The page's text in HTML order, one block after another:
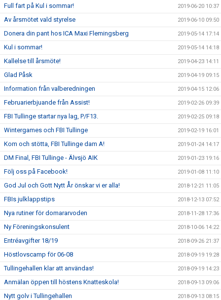
Full fart på Kul i sommar! 2019-06-20 10:37
Av årsmötet vald styrelse 2019-06-10 09:50
Donera din pant hos ICA Maxi Flemingsberg 2019-05-14 17:14
Kul i sommar! 2019-05-14 14:18
Kallelse till årsmöte! 2019-04-23 14:11
Glad Påsk 2019-04-19 09:15
Information från valberedningen 2019-04-15 12:06
Februarierbjuande från Assist! 2019-02-26 09:39
FBI Tullinge startar nya lag, P/F13. 2019-02-25 09:18
Wintergames och FBI Tullinge 2019-02-19 16:01
Kom och stötta, FBI Tullinge dam A! 2019-01-24 14:17
DM Final, FBI Tullinge - Älvsjö AIK 2019-01-23 19:16
Följ oss på Facebook! 2019-01-08 11:10
God Jul och Gott Nytt År önskar vi er alla! 2018-12-21 11:05
FBIs julklappstips 2018-12-13 07:52
Nya rutiner för domararvoden 2018-11-28 17:36
Ny Föreningskonsulent 2018-10-06 14:22
Entréavgifter 18/19 2018-09-26 21:37
Höstlovscamp för 06-08 2018-09-19 19:28
Tullingehallen klar att användas! 2018-09-19 14:23
Anmälan öppen till höstens Knatteskola! 2018-09-13 09:06
Nytt golv i Tullingehallen 2018-09-13 08:15